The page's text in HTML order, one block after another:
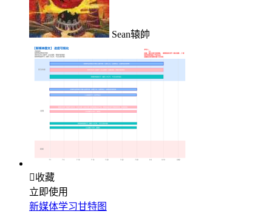
Sean辕帥
收藏
立即使用
新媒体学习甘特图